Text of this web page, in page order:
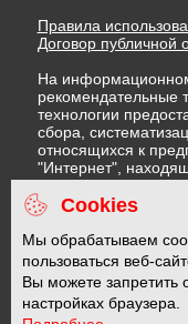
Правила
Договор публичной
На
рекомендательные
технологии
сбора,
относящихся к
"Интернет",
Федерации)
Правила
Политика в
Политика
16 +
Cookies
Мы обрабатываем
пользоваться веб-
Вы можете запретить
настройках браузера.